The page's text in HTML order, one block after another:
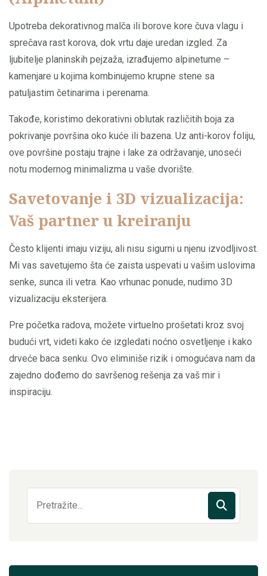
Upotreba dekorativnog malča ili borove kore čuva vlagu i
sprečava rast korova, dok vrtu daje uredan izgled. Za
ljubitelje planinskih pejzaža, izrađujemo alpinetume –
kamenjare u kojima kombinujemo krupne stene sa
patuljastim četinarima i perenama.
Takođe, koristimo dekorativni oblutak različitih boja za
pokrivanje površina oko kuće ili bazena. Uz anti-korov foliju,
ove površine postaju trajne i lake za održavanje, unoseći
notu modernog minimalizma u vaše dvorište.
Savetovanje i 3D vizualizacija:
Vaš partner u kreiranju
Često klijenti imaju viziju, ali nisu sigurni u njenu izvodljivost.
Mi vas savetujemo šta će zaista uspevati u vašim uslovima
senke, sunca ili vetra. Kao vrhunac ponude, nudimo 3D
vizualizaciju eksterijera.
Pre početka radova, možete virtuelno prošetati kroz svoj
budući vrt, videti kako će izgledati noćno osvetljenje i kako
drveće baca senku. Ovo eliminiše rizik i omogućava nam da
zajedno dođemo do savršenog rešenja za vaš mir i
inspiraciju.